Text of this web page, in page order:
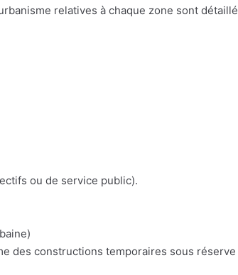
relatives à chaque zone sont détaillé
ou de service public).
des constructions temporaires sous réserve